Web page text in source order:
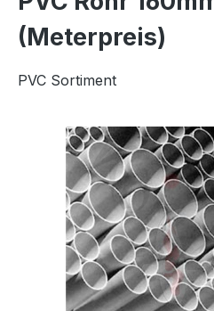
(Meterpreis)
PVC Sortiment
Bildergalerie überspringen